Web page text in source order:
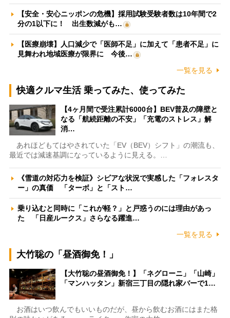
【安全・安心ニッポンの危機】採用試験受験者数は10年間で2
分の1以下に！ 出生数減がも…
【医療崩壊】人口減少で「医師不足」に加えて「患者不足」に
見舞われ地域医療が限界に 今後…
一覧を見る
快適クルマ生活 乗ってみた、使ってみた
【4ヶ月間で受注累計6000台】BEV普及の障壁と
なる「航続距離の不安」「充電のストレス」解
消…
あれほどもてはやされていた「EV（BEV）シフト」の潮流も、
最近では減速基調になっているように見える。…
《雪道の対応力を検証》シビアな状況で実感した「フォレスタ
ー」の真価 「ターボ」と「スト…
乗り込むと同時に「これが軽？」と戸惑うのには理由があっ
た 「日産ルークス」さらなる躍進…
一覧を見る
大竹聡の「昼酒御免！」
【大竹聡の昼酒御免！】「ネグローニ」「山崎」
「マンハッタン」新宿三丁目の隠れ家バーで1…
お酒はいつ飲んでもいいものだが、昼から飲むお酒にはまた格